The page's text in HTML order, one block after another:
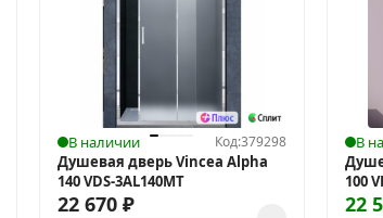
В наличии Код:379298
Душевая дверь Vincea Alpha
140 VDS-3AL140MT
22 670 ₽
В
100
22